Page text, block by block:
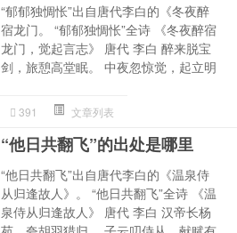
“郁郁独惆怅”出自唐代李白的《冬夜醉
宿龙门。 “郁郁独惆怅”全诗 《冬夜醉宿
龙门，觉起言志》 唐代 李白 醉来脱宝
剑，旅憩高堂眠。 中夜忽惊觉，起立明
391 文章列表
“他日共翻飞”的出处是哪里
“他日共翻飞”出自唐代李白的《温泉侍
从归逢故人》。 “他日共翻飞”全诗 《温
泉侍从归逢故人》 唐代 李白 汉帝长杨